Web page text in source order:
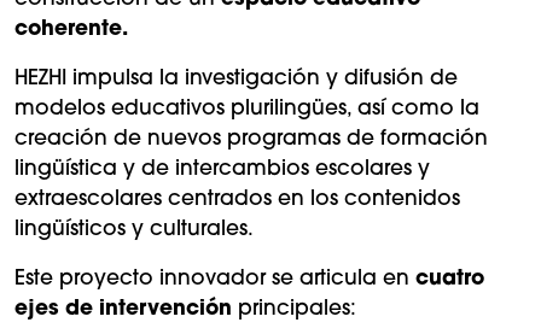
coherente.
HEZHI impulsa la investigación y difusión de
modelos educativos plurilingües, así como la
creación de nuevos programas de formación
lingüística y de intercambios escolares y
extraescolares centrados en los contenidos
lingüísticos y culturales.
Este proyecto innovador se articula en cuatro
ejes de intervención principales: